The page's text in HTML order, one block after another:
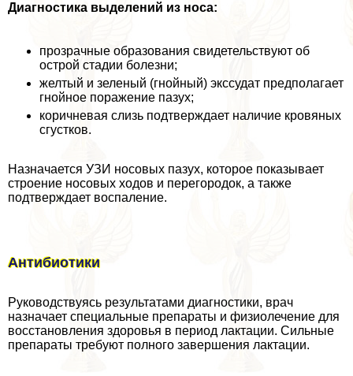
Диагностика выделений из носа:
прозрачные образования свидетельствуют об
острой стадии болезни;
желтый и зеленый (гнойный) экссудат предполагает
гнойное поражение пазух;
коричневая слизь подтверждает наличие кровяных
сгустков.
Назначается УЗИ носовых пазух, которое показывает
строение носовых ходов и перегородок, а также
подтверждает воспаление.
Антибиотики
Руководствуясь результатами диагностики, врач
назначает специальные препараты и физиолечение для
восстановления здоровья в период лактации. Сильные
препараты требуют полного завершения лактации.